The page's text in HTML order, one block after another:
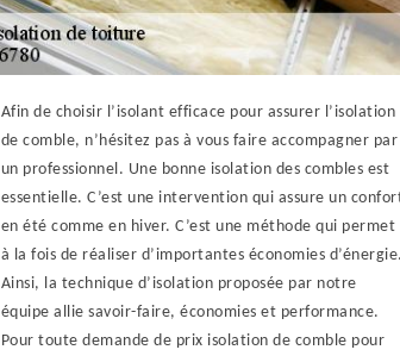
Afin de choisir l’isolant efficace pour assurer l’isolation
de comble, n’hésitez pas à vous faire accompagner par
un professionnel. Une bonne isolation des combles est
essentielle. C’est une intervention qui assure un
en été comme en hiver. C’est une méthode qui permet
à la fois de réaliser d’importantes économies d’énergie.
Ainsi, la technique d’isolation proposée par notre
équipe allie savoir-faire, économies et performance.
Pour toute demande de prix isolation de comble pour